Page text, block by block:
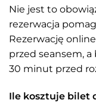
Nie jest to
rezerwacja
Rezerwację
przed seansem,
30 minut przed
Ile kosztuje bilet